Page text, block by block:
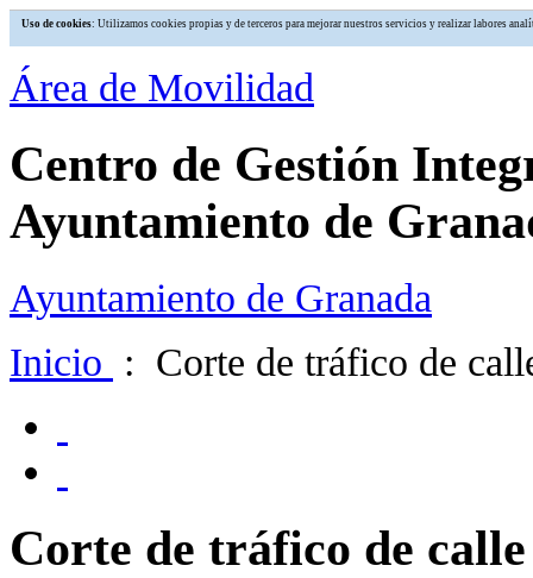
Uso de cookies: Utilizamos cookies propias y de terceros para mejorar nuestros servicios y realizar labores
Área de Movilidad
Centro de Gestión
Ayuntamiento de
Ayuntamiento de Granada
Inicio : Corte de tráfico de
Corte de tráfico de